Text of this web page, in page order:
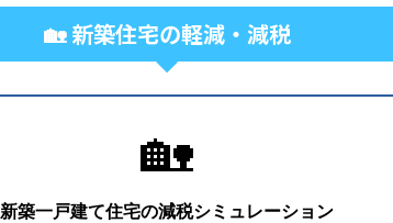
🏡 新築住宅の軽減・減税
🏡
新築一戸建て住宅の減税シミュレーション